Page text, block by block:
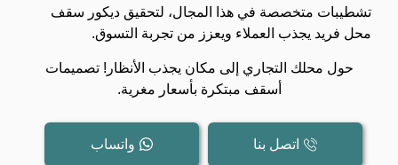
تشطيبات متخصصة في هذا المجال، لتحقيق ديكور سقف
محل فريد يجذب العملاء ويعزز من تجربة التسوق.
حول محلك التجاري إلى مكان يجذب الأنظار! تصميمات
أسقف مبتكرة بأسعار مغرية.
اتصل بنا واتساب